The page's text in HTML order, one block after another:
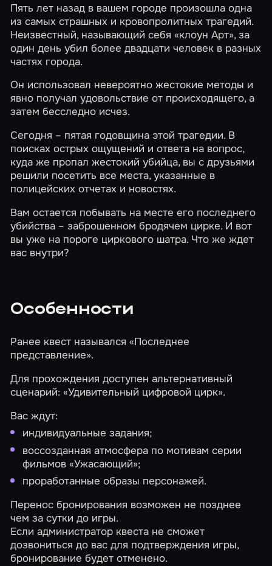
Пять лет назад в вашем городе произошла одна
из самых страшных и кровопролитных трагедий.
Неизвестный, называющий себя «клоун Арт», за
один день убил более двадцати человек в разных
частях города.
Он использовал невероятно жестокие методы и
явно получал удовольствие от происходящего, а
затем бесследно исчез.
Сегодня – пятая годовщина этой трагедии. В
поисках острых ощущений и ответа на вопрос,
куда же пропал жестокий убийца, вы с друзьями
решили посетить все места, указанные в
полицейских отчетах и новостях.
Вам остается побывать на месте его последнего
убийства – заброшенном бродячем цирке. И вот
вы уже на пороге циркового шатра. Что же ждет
вас внутри?
Особенности
Ранее квест назывался «Последнее
представление».
Для прохождения доступен альтернативный
сценарий:«Удивительный цифровой цирк».
Вас ждут:
индивидуальные задания;
воссозданная атмосфера по мотивам серии
фильмов «Ужасающий»;
проработанные образы персонажей.
Перенос бронирования возможен не позднее
чем за сутки до игры.
Если администратор квеста не сможет
дозвониться до вас для подтверждения игры,
бронирование будет отменено.